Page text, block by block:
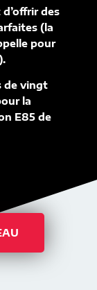
des
(la
pour
de vingt
la
E85 de